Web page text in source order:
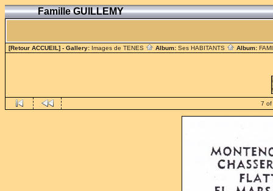
Famille GUILLEMY
[Retour ACCUEIL] - Gallery: Images de TENES Album: Ses HABITANTS Album:
7 of